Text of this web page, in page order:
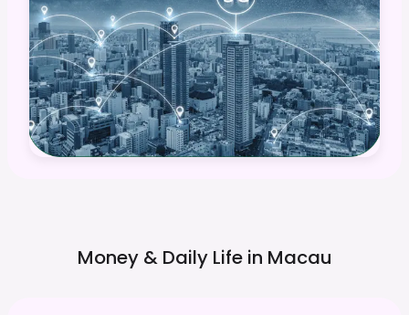
Money & Daily Life in Macau